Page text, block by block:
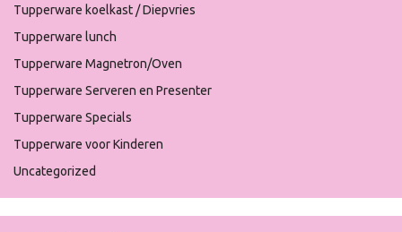
Tupperware koelkast / Diepvries
Tupperware lunch
Tupperware Magnetron/Oven
Tupperware Serveren en Presenter
Tupperware Specials
Tupperware voor Kinderen
Uncategorized